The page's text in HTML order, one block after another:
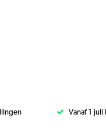
Vanaf 1